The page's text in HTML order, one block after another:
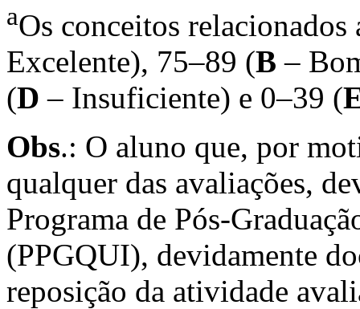
aOs conceitos relacionados
Excelente), 75–89 (B –
(D – Insuficiente) e 0–39 (
Obs.: O aluno que, por
qualquer das avaliações,
Programa de Pós-
(PPGQUI), devidamente
reposição da atividade